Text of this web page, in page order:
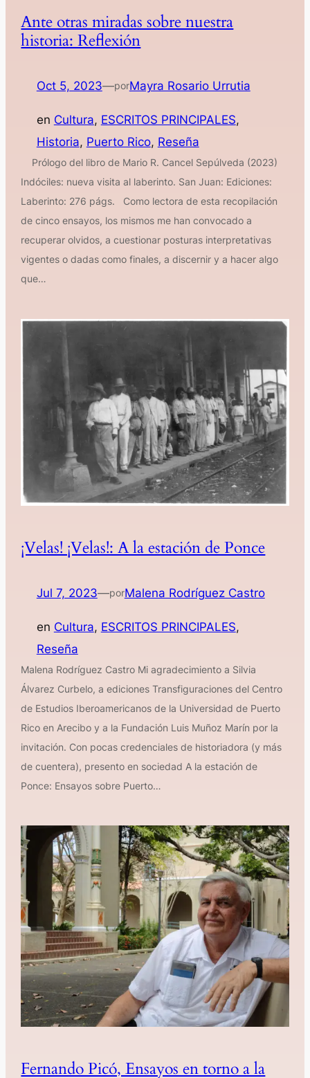
Ante otras miradas sobre nuestra
historia: Reflexión
Oct 5, 2023—porMayra Rosario Urrutia
en Cultura, ESCRITOS PRINCIPALES
Historia, Puerto Rico, Reseña
Prólogo del libro de Mario R. Cancel Sepúlveda (2023)
Indóciles: nueva visita al laberinto. San Juan: Ediciones:
Laberinto: 276 págs. Como lectora de esta recopilación
de cinco ensayos, los mismos me han convocado a
recuperar olvidos, a cuestionar posturas interpretativas
vigentes o dadas como finales, a discernir y a hacer algo
que…
¡Velas! ¡Velas!: A la estación de Ponce
Jul 7, 2023—porMalena Rodríguez Castro
en Cultura, ESCRITOS PRINCIPALES
Reseña
Malena Rodríguez Castro Mi agradecimiento a Silvia
Álvarez Curbelo, a ediciones Transfiguraciones del Centro
de Estudios Iberoamericanos de la Universidad de Puerto
Rico en Arecibo y a la Fundación Luis Muñoz Marín por la
invitación. Con pocas credenciales de historiadora (y más
de cuentera), presento en sociedad A la estación de
Ponce: Ensayos sobre Puerto…
Fernando Picó, Ensayos en torno a la